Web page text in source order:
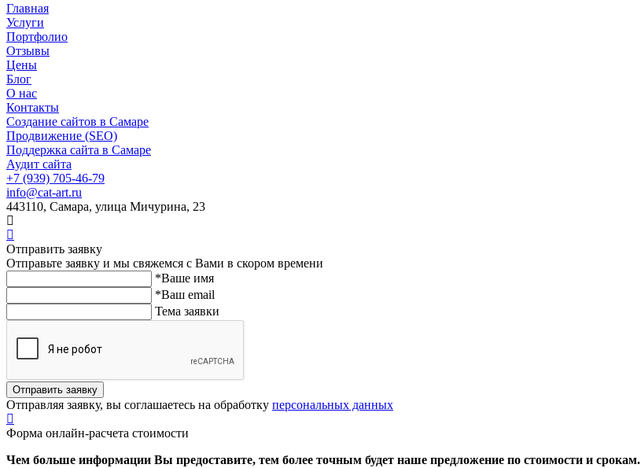
Главная
Услуги
Портфолио
Отзывы
Цены
Блог
О нас
Контакты
Создание сайтов в Самаре
Продвижение (SEO)
Поддержка сайта в Самаре
Аудит сайта
+7 (939) 705-46-79
info@cat-art.ru
443110, Самара, улица Мичурина, 23
Отправить заявку
Отправьте заявку и мы свяжемся с Вами в скором времени
*Ваше имя
*Ваш email
Тема заявки
Отправить заявку
Отправляя заявку, вы соглашаетесь на обработку персональных данных
Форма онлайн-расчета стоимости
Чем больше информации Вы предоставите, тем более точным будет наше предложение по стоимости и срокам.